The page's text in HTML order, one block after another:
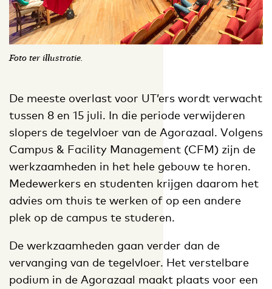
Foto ter illustratie.
De meeste overlast voor UT’ers wordt verwacht
tussen 8 en 15 juli. In die periode verwijderen
slopers de tegelvloer van de Agorazaal. Volgens
Campus & Facility Management (CFM) zijn de
werkzaamheden in het hele gebouw te horen.
Medewerkers en studenten krijgen daarom het
advies om thuis te werken of op een andere
plek op de campus te studeren.
De werkzaamheden gaan verder dan de
vervanging van de tegelvloer. Het verstelbare
podium in de Agorazaal maakt plaats voor een